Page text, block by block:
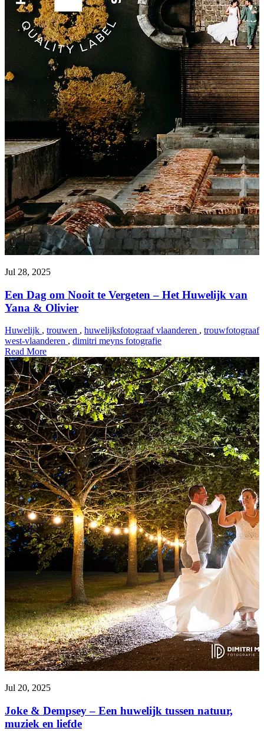
Jul 28, 2025
Een Dag om Nooit te Vergeten – Het Huwelijk van
Yana & Olivier
Huwelijk , trouwen , huwelijksfotograaf vlaanderen , trouwfotograaf
west-vlaanderen , dimitri meyns fotografie
Read More
Jul 20, 2025
Joke & Dempsey – Een huwelijk tussen natuur,
muziek en liefde